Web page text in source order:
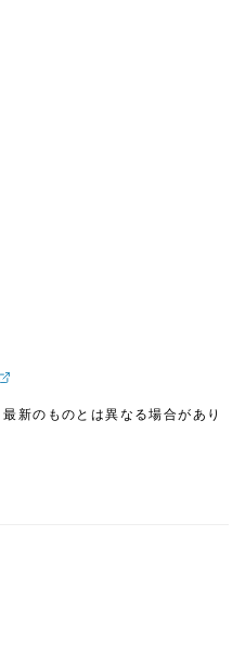
新のものとは異なる場合があり